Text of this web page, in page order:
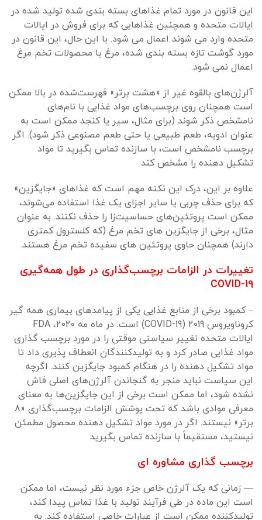
این قانون در مورد تمام غذاهای بسته بندی شده تولید شده در
ایالات متحده و همچنین غذاهایی که برای فروش در ایالات
متحده وارد می شوند اعمال می شود. با این حال، این قانون در
مورد گوشت تازه بسته بندی شده، مرغ یا محصولات تخم مرغ
اعمال نمی شود.
آلرژن‌های بالقوه غیر از «هشت برتر» فهرست‌شده در بالا ممکن
است همچنان روی برچسب‌های مواد غذایی با نام‌های
نامشخص ذکر شوند (برای مثال، سیر یا کنجد ممکن است به
عنوان ادویه، طعم طبیعی یا حتی طعم مصنوعی ذکر شود). اگر
برچسب نامشخص است، با سازنده تماس بگیرید تا مواد
تشکیل دهنده را مشخص کند.
علاوه بر این، درک این نکته مهم است که غذاهای «جایگزین»
که برای حذف چربی یا سایر اجزای یک غذا استفاده می‌شوند،
ممکن است پروتئین‌های حساسیت‌زا را حذف نکنند. به عنوان
مثال، برخی از جایگزین های تخم مرغ (که کلسترول کمتری
دارند) همچنان حاوی پروتئین های سفیده تخم مرغ هستند.
تغییرات در الزامات برچسب‌گذاری در طول همه‌گیری
COVID-19
– کمبود برخی از منابع غذایی یکی از پیامدهای بیماری همه گیر
کروناویروس 2019 (COVID-19) است. در ماه مه 2020، FDA
ایالات متحده تغییر سیاستی موقتی را در مورد برچسب گذاری
مواد غذایی صادر کرد و به تولیدکنندگان انعطاف پذیری داد تا
مواد تشکیل دهنده را در هنگام کمبود جایگزین کنند. اگرچه
این سیاست نباید منجر به گنجاندن آلرژن‌های اصلی فاش
نشده شود، اما ممکن است برخی از این جایگزین‌ها به معنای
معرفی موادی باشد که تحت پوشش الزامات برچسب‌گذاری «8
برتر» نیستند. اگر در مورد مواد تشکیل دهنده محصول مطمئن
نیستید، مستقیماً با سازنده تماس بگیرید
برچسب گذاری مشاوره ای
— زمانی که یک آلرژن خاص جزء مورد نظر نیست، اما ممکن
است این ماده در طی فرآیند تولید با غذا تماس پیدا کند،
تولیدکننده ممکن است از عبارات خاصی استفاده کند. به